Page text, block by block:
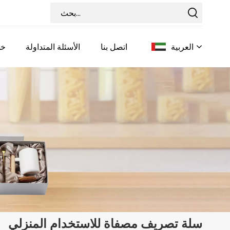
الأسئلة المتداولة اتصل بنا العربية
English
Français
Español
سلة تصريف مصفاة للاستخدام المنزلي